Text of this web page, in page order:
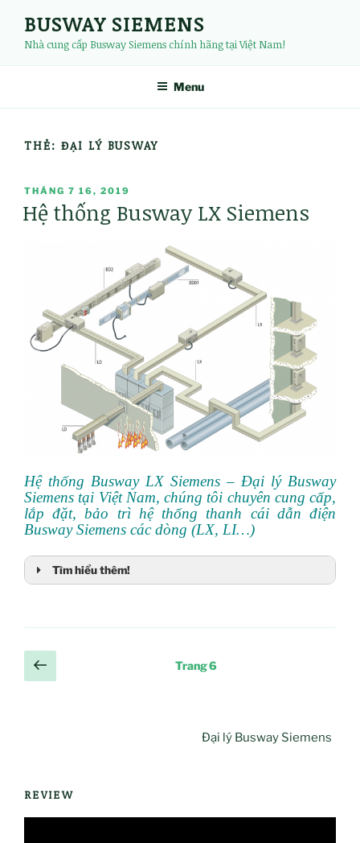
phần
nội
BUSWAY SIEMENS
Nhà cung cấp Busway Siemens chính hãng tại Việt Nam!
Menu
THẺ: ĐẠI LÝ BUSWAY
ĐĂNG
TRONG
THÁNG 7 16, 2019
Hệ thống Busway LX Siemens
Hệ thống Busway LX Siemens – Đại lý Busway
Siemens tại Việt Nam, chúng tôi chuyên cung cấp,
lắp đặt, bảo trì hệ thống thanh cái dẫn điện
Busway Siemens các dòng (LX, LI…)
Tìm hiểu thêm!
Phân
trangTrang
trước
Trang6
Đại lý Busway Siemens
REVIEW